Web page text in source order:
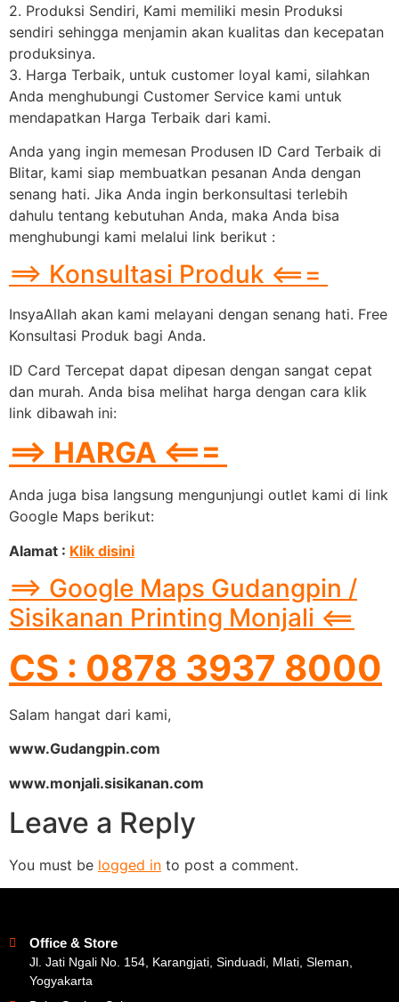
2. Produksi Sendiri, Kami memiliki mesin Produksi
sendiri sehingga menjamin akan kualitas dan kecepatan
produksinya.
3. Harga Terbaik, untuk customer loyal kami, silahkan
Anda menghubungi Customer Service kami untuk
mendapatkan Harga Terbaik dari kami.
Anda yang ingin memesan Produsen ID Card Terbaik di
Blitar, kami siap membuatkan pesanan Anda dengan
senang hati. Jika Anda ingin berkonsultasi terlebih
dahulu tentang kebutuhan Anda, maka Anda bisa
menghubungi kami melalui link berikut :
==> Konsultasi Produk <===
InsyaAllah akan kami melayani dengan senang hati. Free
Konsultasi Produk bagi Anda.
ID Card Tercepat dapat dipesan dengan sangat cepat
dan murah. Anda bisa melihat harga dengan cara klik
link dibawah ini:
==> HARGA <===
Anda juga bisa langsung mengunjungi outlet kami di link
Google Maps berikut:
Alamat : Klik disini
==> Google Maps Gudangpin /
Sisikanan Printing Monjali <==
CS : 0878 3937 8000
Salam hangat dari kami,
www.Gudangpin.com
www.monjali.sisikanan.com
Leave a Reply
You must be logged in to post a comment.
Office & Store
Jl. Jati Ngali No. 154, Karangjati, Sinduadi, Mlati, Sleman,
Yogyakarta